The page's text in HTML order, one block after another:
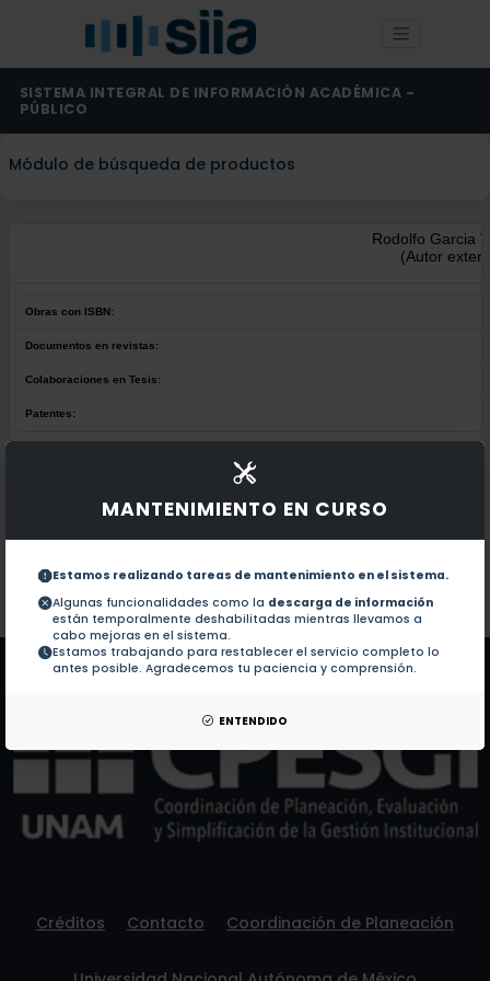
MANTENIMIENTO EN CURSO
Estamos realizando tareas de mantenimiento en el sistema.
Algunas funcionalidades como la descarga de información
están temporalmente deshabilitadas mientras llevamos a
cabo mejoras en el sistema.
Estamos trabajando para restablecer el servicio completo lo
antes posible. Agradecemos tu paciencia y comprensión.
ENTENDIDO
SISTEMA INTEGRAL DE INFORMACIÓN ACADÉMICA -
PÚBLICO
Módulo de búsqueda de productos
Rodolfo Garcia
(Autor
Obras con ISBN:
Documentos en revistas:
Colaboraciones en Tesis:
Patentes:
No hay obras de este autor.
Documentos en revistas:
Colaboraciones en Tesis:
Patentes: No hay patentes de este autor.
Créditos Contacto Coordinación de Planeación